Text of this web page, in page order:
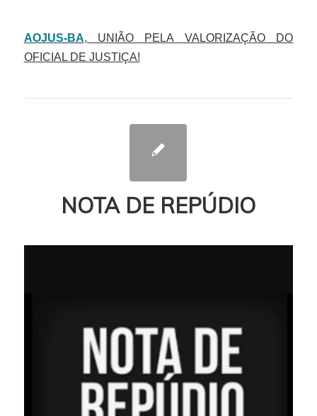
AOJUS-BA, UNIÃO PELA VALORIZAÇÃO DO
OFICIAL DE JUSTIÇA!
NOTA DE REPÚDIO